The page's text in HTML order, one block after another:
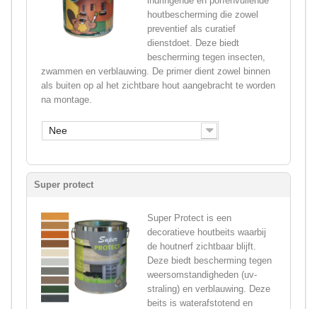
houtbescherming die zowel
preventief als curatief
dienstdoet. Deze biedt
bescherming tegen insecten,
zwammen en verblauwing. De primer dient zowel binnen
als buiten op al het zichtbare hout aangebracht te worden
na montage.
Nee
Super protect
Super Protect is een
decoratieve houtbeits waarbij
de houtnerf zichtbaar blijft.
Deze biedt bescherming tegen
weersomstandigheden (uv-
straling) en verblauwing. Deze
beits is waterafstotend en